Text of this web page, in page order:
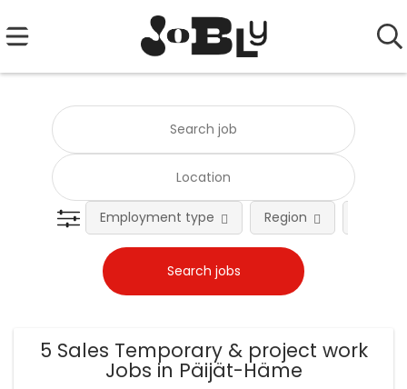
Employment type Region
5 Sales Temporary & project work
Jobs in Päijät-Häme